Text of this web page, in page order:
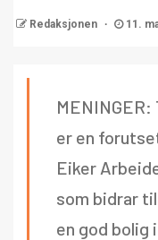
Redaksjonen 11.
er en
Eiker
som bidrar
en god bolig